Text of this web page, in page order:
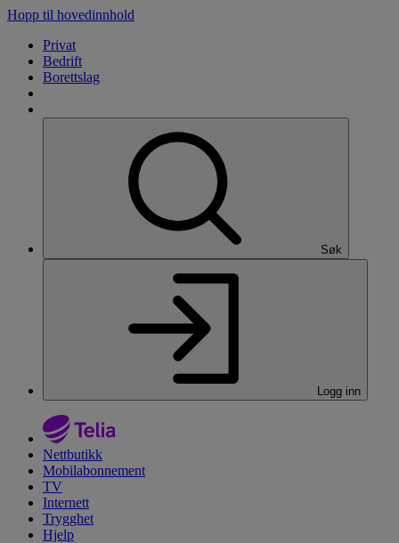
Hopp til hovedinnhold
Privat
Bedrift
Borettslag
Søk
Logg inn
Nettbutikk
Mobilabonnement
TV
Internett
Trygghet
Hjelp